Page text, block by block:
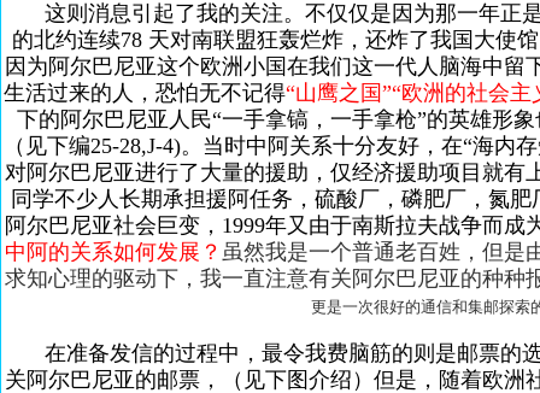
这则消息引起了我的关注。不仅仅是因为那一年正
的北约连续78 天对南联盟狂轰烂炸，还炸了我国大使
因为阿尔巴尼亚这个欧洲小国在我们这一代人脑海中留
生活过来的人，恐怕无不记得“山鹰之国”“欧洲的社会主
下的阿尔巴尼亚人民“一手拿镐，一手拿枪”的英雄形
（见下编25-28,J-4)。当时中阿关系十分友好，在“海内
对阿尔巴尼亚进行了大量的援助，仅经济援助项目就有
同学不少人长期承担援阿任务，硫酸厂，磷肥厂，氮
阿尔巴尼亚社会巨变，1999年又由于南斯拉夫战争而成
中阿的关系如何发展？ 虽然我是一个普通老百姓，但是
求知心理的驱动下，我一直注意有关阿尔巴尼亚的种种
更是一次很好的通信和集邮探索
在准备发信的过程中，最令我费脑筋的则是邮票的
关阿尔巴尼亚的邮票，（见下图介绍）但是，随着欧洲